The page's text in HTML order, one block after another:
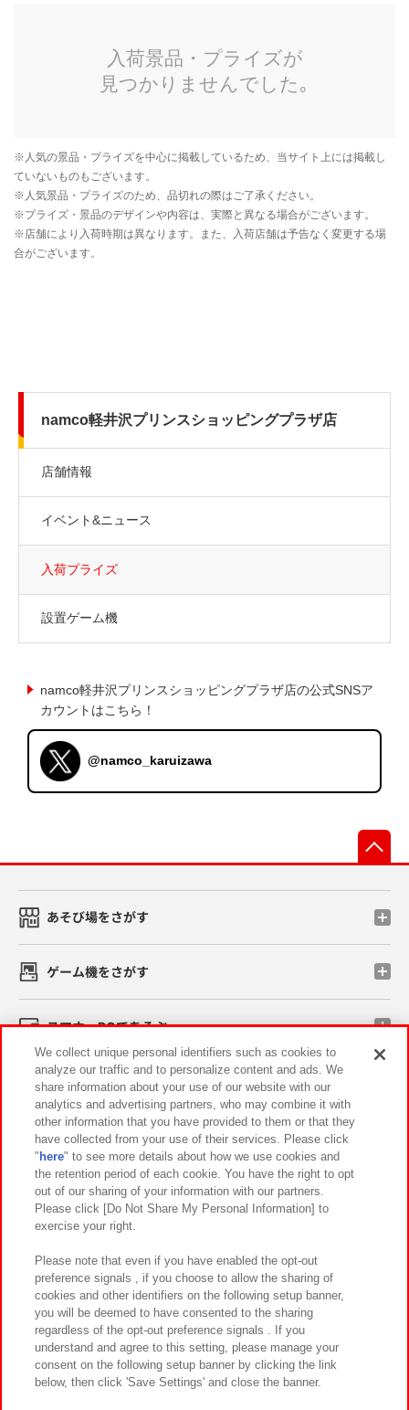
namco軽井沢プリンスショッピングプラザ店
店舗情報
イベント&ニュース
入荷プライズ
設置ゲーム機
namco軽井沢プリンスショッピングプラザ店の公式SNSア
カウントはこちら！
@namco_karuizawa
あそび場をさがす
ゲーム機をさがす
スマホ・PCであそぶ
イベント・キャンペーン
関連会社 サステナビリティ サイトポリシー
プライバシーポリシー ウェブアクセシビリティ方針と検証結果
お取引先さまとともに
カスタマーハラスメント対応方針 よくあるご質問・お問い合わせ
©Bandai Namco Amusement Inc.
We collect unique personal identifiers such as cookies to
analyze our traffic and to personalize content and ads. We
share information about your use of our website with our
analytics and advertising partners, who may combine it with
other information that you have provided to them or that they
have collected from your use of their services. Please click
" here" to see more details about how we use cookies and
the retention period of each cookie. You have the right to opt
out of our sharing of your information with our partners.
Please click [Do Not Share My Personal Information] to
exercise your right.
Please note that even if you have enabled the opt-out
preference signals , if you choose to allow the sharing of
cookies and other identifiers on the following setup banner,
you will be deemed to have consented to the sharing
regardless of the opt-out preference signals . If you
understand and agree to this setting, please manage your
consent on the following setup banner by clicking the link
below, then click 'Save Settings' and close the banner.